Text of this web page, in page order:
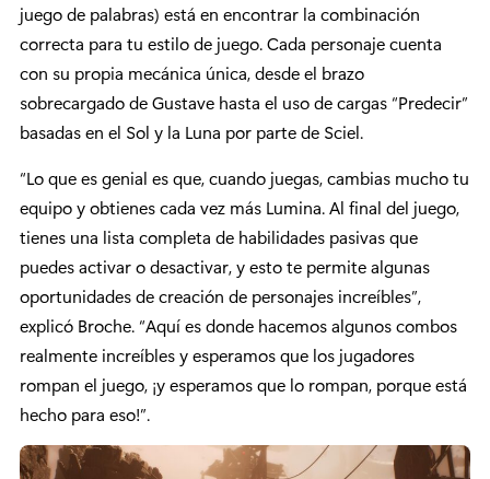
juego de palabras) está en encontrar la combinación
correcta para tu estilo de juego. Cada personaje cuenta
con su propia mecánica única, desde el brazo
sobrecargado de Gustave hasta el uso de cargas “Predecir”
basadas en el Sol y la Luna por parte de Sciel.
“Lo que es genial es que, cuando juegas, cambias mucho tu
equipo y obtienes cada vez más Lumina. Al final del juego,
tienes una lista completa de habilidades pasivas que
puedes activar o desactivar, y esto te permite algunas
oportunidades de creación de personajes increíbles”,
explicó Broche. “Aquí es donde hacemos algunos combos
realmente increíbles y esperamos que los jugadores
rompan el juego, ¡y esperamos que lo rompan, porque está
hecho para eso!”.